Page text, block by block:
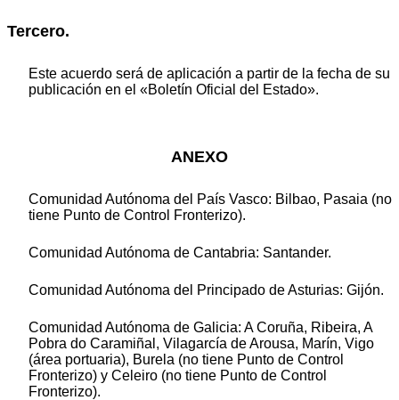
Tercero.
Este acuerdo será de aplicación a partir de la fecha de su
publicación en el «Boletín Oficial del Estado».
ANEXO
Comunidad Autónoma del País Vasco: Bilbao, Pasaia (no
tiene Punto de Control Fronterizo).
Comunidad Autónoma de Cantabria: Santander.
Comunidad Autónoma del Principado de Asturias: Gijón.
Comunidad Autónoma de Galicia: A Coruña, Ribeira, A
Pobra do Caramiñal, Vilagarcía de Arousa, Marín, Vigo
(área portuaria), Burela (no tiene Punto de Control
Fronterizo) y Celeiro (no tiene Punto de Control
Fronterizo).